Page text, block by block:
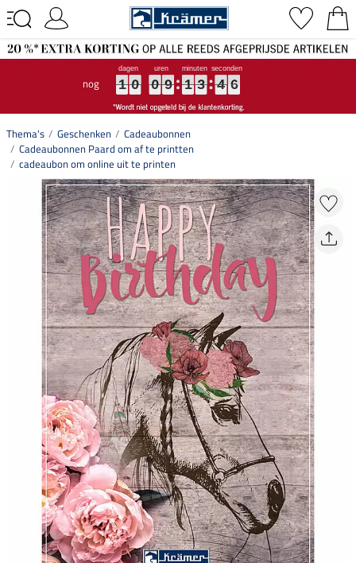
nog 1
1
1
1 0
0
0
0 0
0
0
0 9
9
9
9 1
1
1
1 3
3
3
3 4
4
4
4 5
6
5
6
Thema's Geschenken
Cadeaubonnen
Cadeaubonnen Paard om af te printten
cadeaubon om online uit te printen